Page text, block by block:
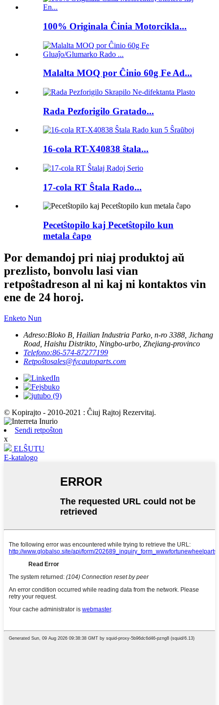
100% Originala Ĉinia Motorcikla...
Malalta MOQ por Ĉinio 60g Fe Ad...
Rada Pezforigilo Gratado...
16-cola RT-X40838 ŝtala...
17-cola RT Ŝtala Rado...
Pecetŝtopilo kaj Pecetŝtopilo kun
metala ĉapo
Por demandoj pri niaj produktoj aŭ
prezlisto, bonvolu lasi vian
retpoŝtadreson al ni kaj ni kontaktos vin
ene de 24 horoj.
Enketo Nun
Adreso:Bloko B, Hailian Industria Parko, n-ro 3388, Jichang
Road, Haishu Distrikto, Ningbo-urbo, Zhejiang-provinco
Telefono:86-574-87277199
Retpoŝtosales@fycautoparts.com
© Kopirajto - 2010-2021 : Ĉiuj Rajtoj Rezervitaj.
Sendi retpoŝton
x
ELŜUTU
E-katalogo